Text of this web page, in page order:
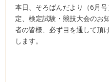
本日、そろばんだより（6月
定、検定試験・競技大会のお
者の皆様、必ず目を通して頂
します。